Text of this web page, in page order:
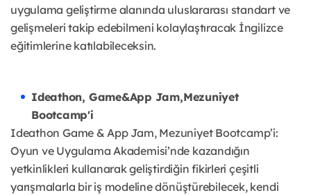
uygulama geliştirme alanında uluslararası standart ve
gelişmeleri takip edebilmeni kolaylaştıracak İngilizce
eğitimlerine katılabileceksin.
Ideathon, Game&App Jam,Mezuniyet
Bootcamp'i
Ideathon Game & App Jam, Mezuniyet Bootcamp’i:
Oyun ve Uygulama Akademisi’nde kazandığın
yetkinlikleri kullanarak geliştirdiğin fikirleri çeşitli
yarışmalarla bir iş modeline dönüştürebilecek, kendi